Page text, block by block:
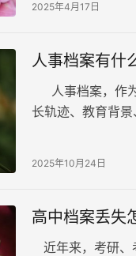
2025年4月17日
人事档案有什
人事档案，作为
长轨迹、教育背
2025年10月24日
高中档案丢失
近年来，考研、